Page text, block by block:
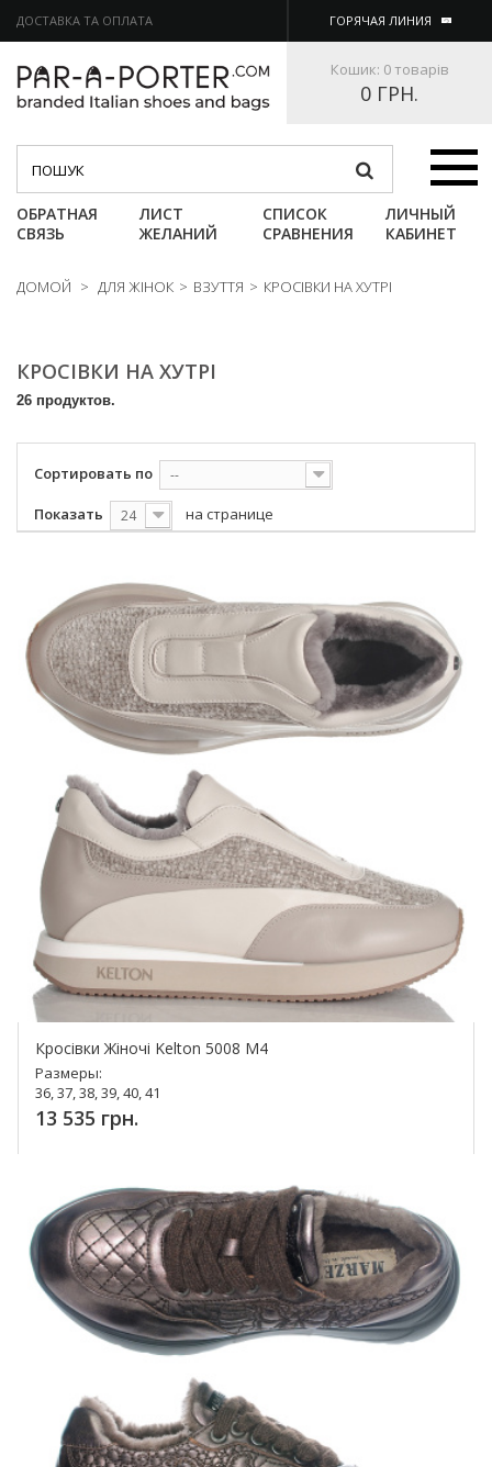
ДОСТАВКА ТА ОПЛАТА ГОРЯЧАЯ ЛИНИЯ
Кошик: 0 товарів
0 ГРН.
Категории
ОБРАТНАЯ
СВЯЗЬ
ЛИСТ
ЖЕЛАНИЙ
СПИСОК
СРАВНЕНИЯ
ЛИЧНЫЙ
КАБИНЕТ
ДОМОЙ > ДЛЯ ЖІНОК > ВЗУТТЯ > КРОСІВКИ НА ХУТРІ
КРОСІВКИ НА ХУТРІ
26 продуктов.
Сортировать по --
Показать 24 на странице
Кросівки Жіночі Kelton 5008 M4
Размеры:
36, 37, 38, 39, 40, 41
13 535 грн.